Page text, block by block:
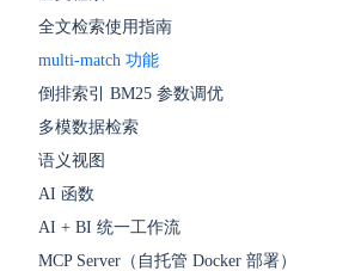
全文检索使用指南
multi-match 功能
倒排索引 BM25 参数调优
多模数据检索
语义视图
AI 函数
AI + BI 统一工作流
MCP Server（自托管 Docker 部署）